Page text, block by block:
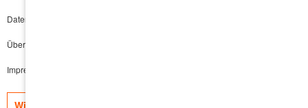
Datenschutz
Über uns
Impressum
Widerruf erklären